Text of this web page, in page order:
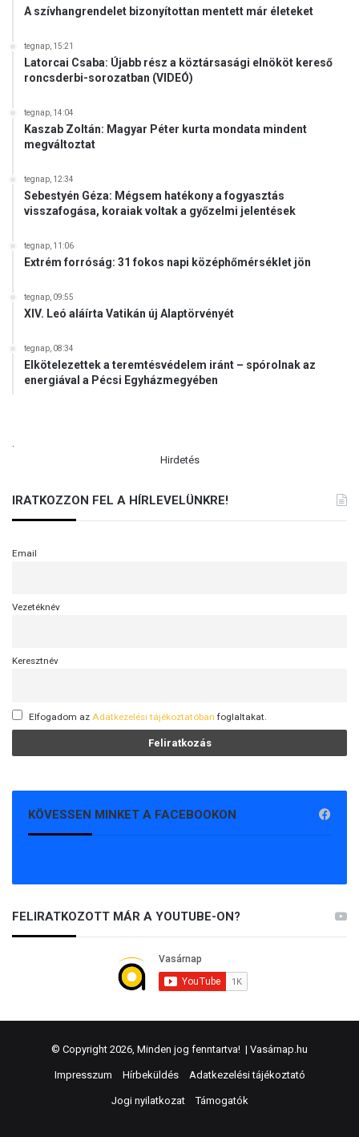
A szívhangrendelet bizonyítottan mentett már életeket
tegnap, 15:21
Latorcai Csaba: Újabb rész a köztársasági elnököt kereső
roncsderbi-sorozatban (VIDEÓ)
tegnap, 14:04
Kaszab Zoltán: Magyar Péter kurta mondata mindent
megváltoztat
tegnap, 12:34
Sebestyén Géza: Mégsem hatékony a fogyasztás
visszafogása, koraiak voltak a győzelmi jelentések
tegnap, 11:06
Extrém forróság: 31 fokos napi középhőmérséklet jön
tegnap, 09:55
XIV. Leó aláírta Vatikán új Alaptörvényét
tegnap, 08:34
Elkötelezettek a teremtésvédelem iránt – spórolnak az
energiával a Pécsi Egyházmegyében
Hirdetés
IRATKOZZON FEL A HÍRLEVELÜNKRE!
Email
Vezetéknév
Keresztnév
Elfogadom az Adatkezelési tájékoztatóban foglaltakat.
KÖVESSEN MINKET A FACEBOOKON
FELIRATKOZOTT MÁR A YOUTUBE-ON?
© Copyright 2026, Minden jog fenntartva! | Vasárnap.hu
Impresszum Hírbeküldés Adatkezelési tájékoztató
Jogi nyilatkozat Támogatók